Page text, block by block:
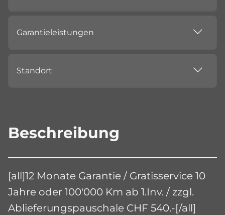
Garantieleistungen
Standort
Beschreibung
[all]12 Monate Garantie / Gratisservice 10
Jahre oder 100'000 Km ab 1.Inv. / zzgl.
Ablieferungspauschale CHF 540.-[/all]